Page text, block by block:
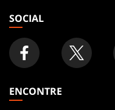
SOCIAL
ENCONTRE